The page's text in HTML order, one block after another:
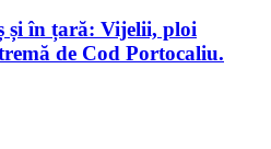
și în țară: Vijelii, ploi
de Cod Portocaliu.